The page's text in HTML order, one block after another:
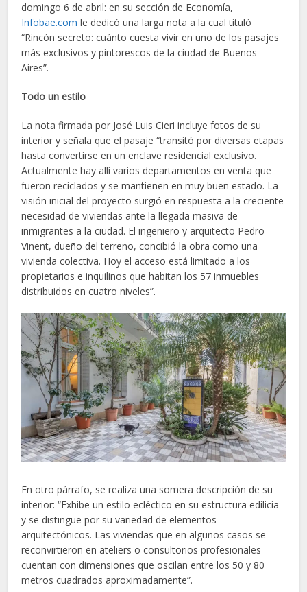
domingo 6 de abril: en su sección de Economía,
Infobae.com le dedicó una larga nota a la cual tituló
“Rincón secreto: cuánto cuesta vivir en uno de los pasajes
más exclusivos y pintorescos de la ciudad de Buenos
Aires”.
Todo un estilo
La nota firmada por José Luis Cieri incluye fotos de su
interior y señala que el pasaje “transitó por diversas etapas
hasta convertirse en un enclave residencial exclusivo.
Actualmente hay allí varios departamentos en venta que
fueron reciclados y se mantienen en muy buen estado. La
visión inicial del proyecto surgió en respuesta a la creciente
necesidad de viviendas ante la llegada masiva de
inmigrantes a la ciudad. El ingeniero y arquitecto Pedro
Vinent, dueño del terreno, concibió la obra como una
vivienda colectiva. Hoy el acceso está limitado a los
propietarios e inquilinos que habitan los 57 inmuebles
distribuidos en cuatro niveles”.
En otro párrafo, se realiza una somera descripción de su
interior: “Exhibe un estilo ecléctico en su estructura edilicia
y se distingue por su variedad de elementos
arquitectónicos. Las viviendas que en algunos casos se
reconvirtieron en ateliers o consultorios profesionales
cuentan con dimensiones que oscilan entre los 50 y 80
metros cuadrados aproximadamente”.